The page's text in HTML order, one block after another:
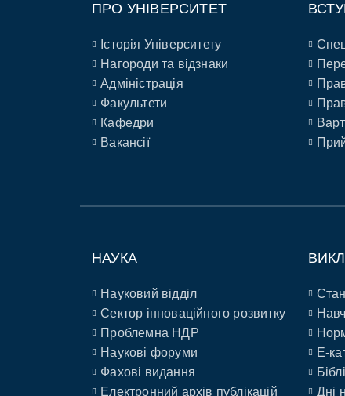
ПРО УНІВЕРСИТЕТ
Історія Університету
Нагороди та відзнаки
Адміністрація
Факультети
Кафедри
Вакансії
НАУКА
Науковий відділ
Сектор інноваційного розвитку
Проблемна НДР
Наукові форуми
Фахові видання
Електронний архів публікацій
E-
Дні